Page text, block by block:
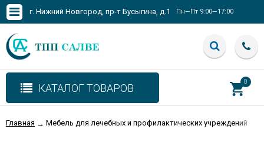
г. Нижний Новгород, пр-т Бусыгина, д.1 Пн—Пт 9:00—17:00
КАТАЛОГ ТОВАРОВ
0
Главная → Мебель для лечебных и профилактических учреждений